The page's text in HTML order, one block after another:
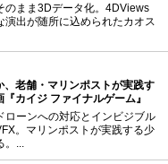
のまま3Dデータ化。4DViews
出が随所に込められたカオス
老舗・マリンポストが実践す
カイジ ファイナルゲーム』
ローンへの対応とインビジブル
。マリンポストが実践する少
...